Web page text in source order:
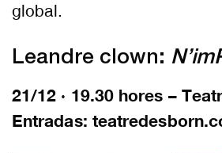
global.
Leandre clown:
21/12 · 19.30 hores –
Entradas: